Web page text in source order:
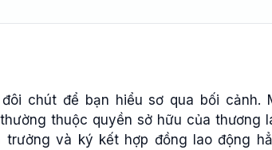
chút để bạn hiểu sơ qua bối cảnh.
thuộc quyền sở hữu của thương
trưởng và ký kết hợp đồng lao động